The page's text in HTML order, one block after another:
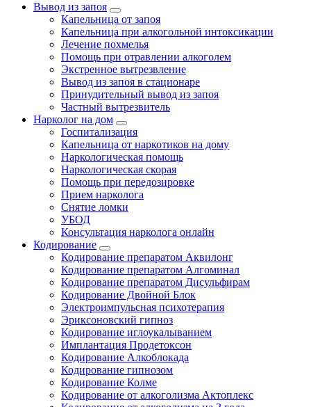
Вывод из запоя
Капельница от запоя
Капельница при алкогольной интоксикации
Лечение похмелья
Помощь при отравлении алкоголем
Экстренное вытрезвление
Вывод из запоя в стационаре
Принудительный вывод из запоя
Частный вытрезвитель
Нарколог на дом
Госпитализация
Капельница от наркотиков на дому
Наркологическая помощь
Наркологическая скорая
Помощь при передозировке
Прием нарколога
Снятие ломки
УБОД
Консультация нарколога онлайн
Кодирование
Кодирование препаратом Аквилонг
Кодирование препаратом Алгоминал
Кодирование препаратом Дисульфирам
Кодирование Двойной Блок
Электроимпульсная психотерапия
Эриксоновский гипноз
Кодирование иглоукалыванием
Имплантация Продетоксон
Кодирование Алкоблокада
Кодирование гипнозом
Кодирование Колме
Кодирование от алкоголизма Актоплекс